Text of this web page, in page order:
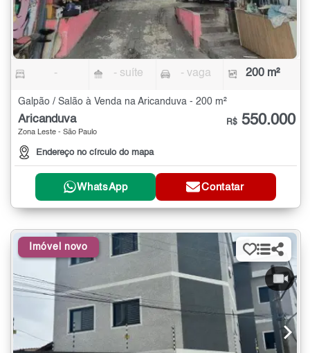
- - suíte - vaga 200 m²
Galpão / Salão à Venda na Aricanduva - 200 m²
Aricanduva
Zona Leste - São Paulo
Endereço no círculo do mapa
R$ 550.000
WhatsApp Contatar
Imóvel novo